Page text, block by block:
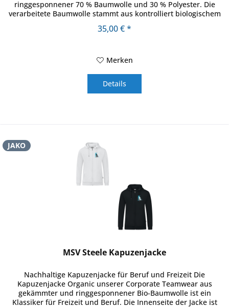
ringgesponnener 70 % Baumwolle und 30 % Polyester. Die
verarbeitete Baumwolle stammt aus kontrolliert biologischem
35,00 € *
Merken
Details
JAKO
MSV Steele Kapuzenjacke
Nachhaltige Kapuzenjacke für Beruf und Freizeit Die
Kapuzenjacke Organic unserer Corporate Teamwear aus
gekämmter und ringgesponnener Bio-Baumwolle ist ein
Klassiker für Freizeit und Beruf. Die Innenseite der Jacke ist